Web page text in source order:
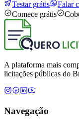
Testar grátis
Falar
Comece grátis
A plataforma mais
licitações públicas do
Navegação